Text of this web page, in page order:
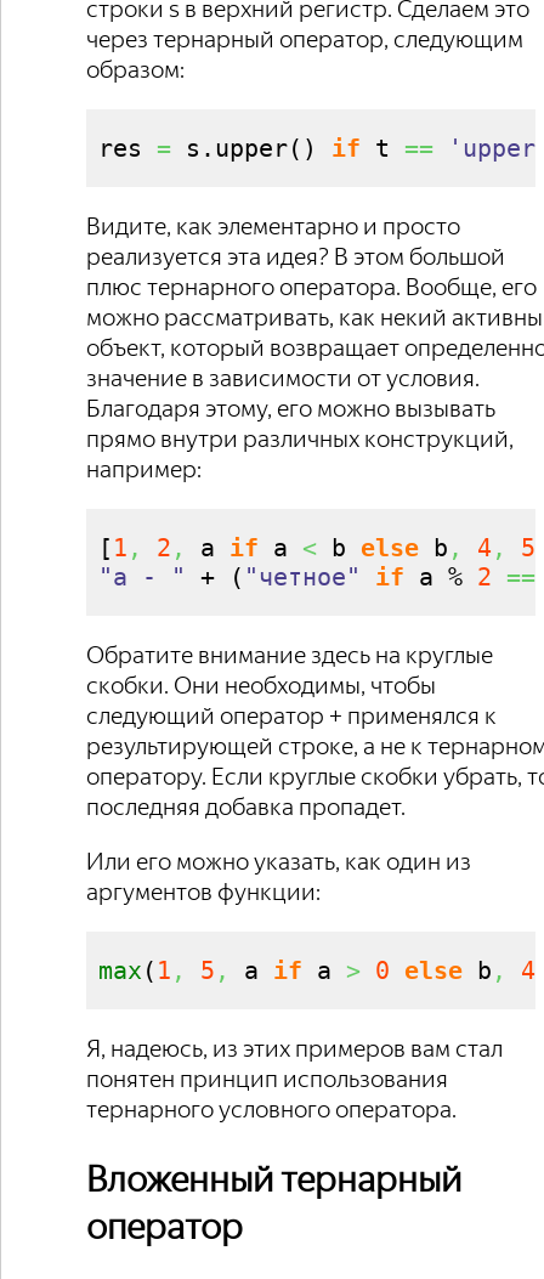
строки s в верхний регистр. Сделаем это
через тернарный оператор, следующим
образом:
res = s. upper( ) if t ==
Видите, как элементарно и просто
реализуется эта идея? В этом большой
плюс тернарного оператора. Вообще, его
можно рассматривать, как некий
объект, который возвращает
значение в зависимости от условия.
Благодаря этому, его можно вызывать
прямо внутри различных конструкций,
например:
[ 1 , 2 , a if a < b else b , 4 , 5
"a - "
+ ( "четное" if a % 2 ==
Обратите внимание здесь на круглые
скобки. Они необходимы, чтобы
следующий оператор + применялся к
результирующей строке, а не к
оператору. Если круглые скобки убрать,
последняя добавка пропадет.
Или его можно указать, как один из
аргументов функции:
max ( 1 , 5 , a if a > 0 else b , 4
Я, надеюсь, из этих примеров вам стал
понятен принцип использования
тернарного условного оператора.
Вложенный тернарный
оператор